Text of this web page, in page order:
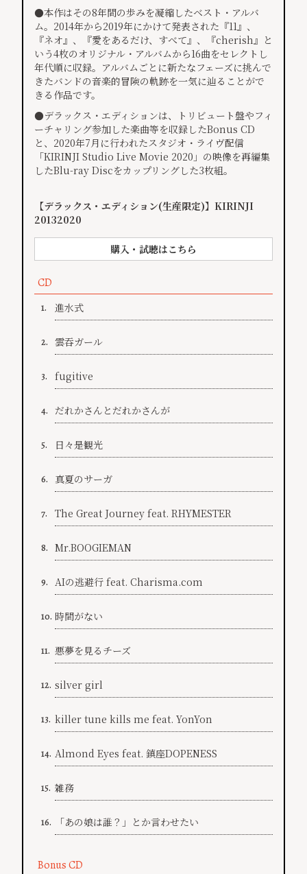
●本作はその8年間の歩みを凝縮したベスト・アルバ
ム。2014年から2019年にかけて発表された『11』、
『ネオ』、『愛をあるだけ、すべて』、『cherish』と
いう4枚のオリジナル・アルバムから16曲をセレクトし
年代順に収録。アルバムごとに新たなフェーズに挑んで
きたバンドの音楽的冒険の軌跡を一気に辿ることがで
きる作品です。
●デラックス・エディションは、トリビュート盤やフィ
ーチャリング参加した楽曲等を収録したBonus CD
と、2020年7月に行われたスタジオ・ライヴ配信
「KIRINJI Studio Live Movie 2020」の映像を再編集
したBlu-ray Discをカップリングした3枚組。
【デラックス・エディション(生産限定)】KIRINJI
20132020
購入・試聴はこちら
CD
1. 進水式
2. 雲吞ガール
3. fugitive
4. だれかさんとだれかさんが
5. 日々是観光
6. 真夏のサーガ
7. The Great Journey feat. RHYMESTER
8. Mr.BOOGIEMAN
9. AIの逃避行 feat. Charisma.com
10. 時間がない
11. 悪夢を見るチーズ
12. silver girl
13. killer tune kills me feat. YonYon
14. Almond Eyes feat. 鎮座DOPENESS
15. 雑務
16. 「あの娘は誰？」とか言わせたい
Bonus CD